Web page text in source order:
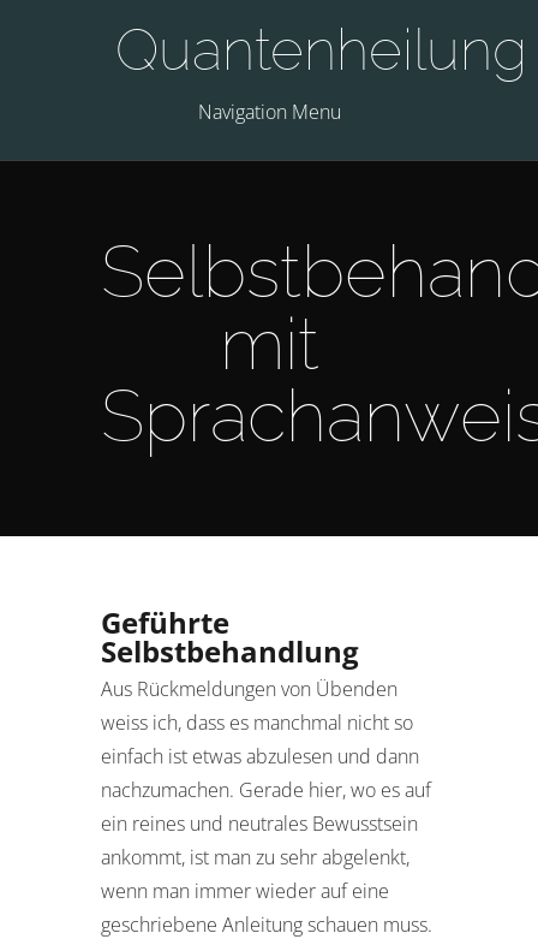
Quantenheilung
Navigation Menu
mit
Geführte
Selbstbehandlung
Aus Rückmeldungen von Übenden
weiss ich, dass es manchmal nicht so
einfach ist etwas abzulesen und dann
nachzumachen. Gerade hier, wo es auf
ein reines und neutrales Bewusstsein
ankommt, ist man zu sehr abgelenkt,
wenn man immer wieder auf eine
geschriebene Anleitung schauen muss.